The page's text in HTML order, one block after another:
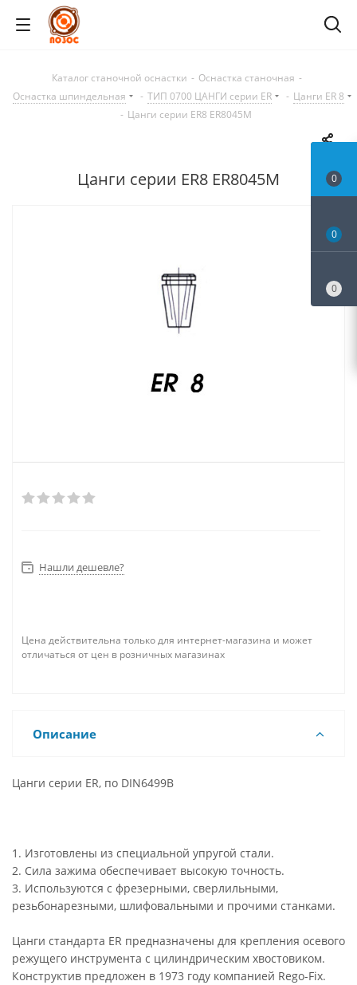
Каталог станочной оснастки - Оснастка станочная -
Оснастка шпиндельная
- ТИП 0700 ЦАНГИ серии ER - Цанги ER 8
- Цанги серии ER8 ER8045M
Цанги серии ER8 ER8045M
Нашли дешевле?
Цена действительна только для интернет-магазина и может
отличаться от цен в розничных магазинах
Описание
Цанги серии ER, по DIN6499B
1. Изготовлены из специальной упругой стали.
2. Сила зажима обеспечивает высокую точность.
3. Используются с фрезерными, сверлильными,
резьбонарезными, шлифовальными и прочими станками.
Цанги стандарта ER предназначены для крепления осевого
режущего инструмента с цилиндрическим хвостовиком.
Конструктив предложен в 1973 году компанией Rego-Fix.
0
0
0